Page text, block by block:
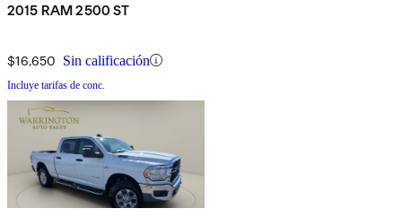
2015 RAM 2500 ST
$16,650 Sin calificación
Incluye tarifas de conc.